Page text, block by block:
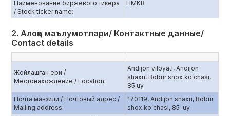
Наименование биржевого тикера
/ Stock ticker name:
HMKB
2. Алоқа маълумотлари/ Контактные данные/
Contact details
Жойлашган ери /
Местонахождение / Location:
Andijon viloyati, Andijon
shaxri, Bobur shox koʻchasi,
85 uy
Почта манзили / Почтовый адрес /
Mailing address:
170119, Andijon shaxri, Bobur
shox koʻchasi, 85-uy